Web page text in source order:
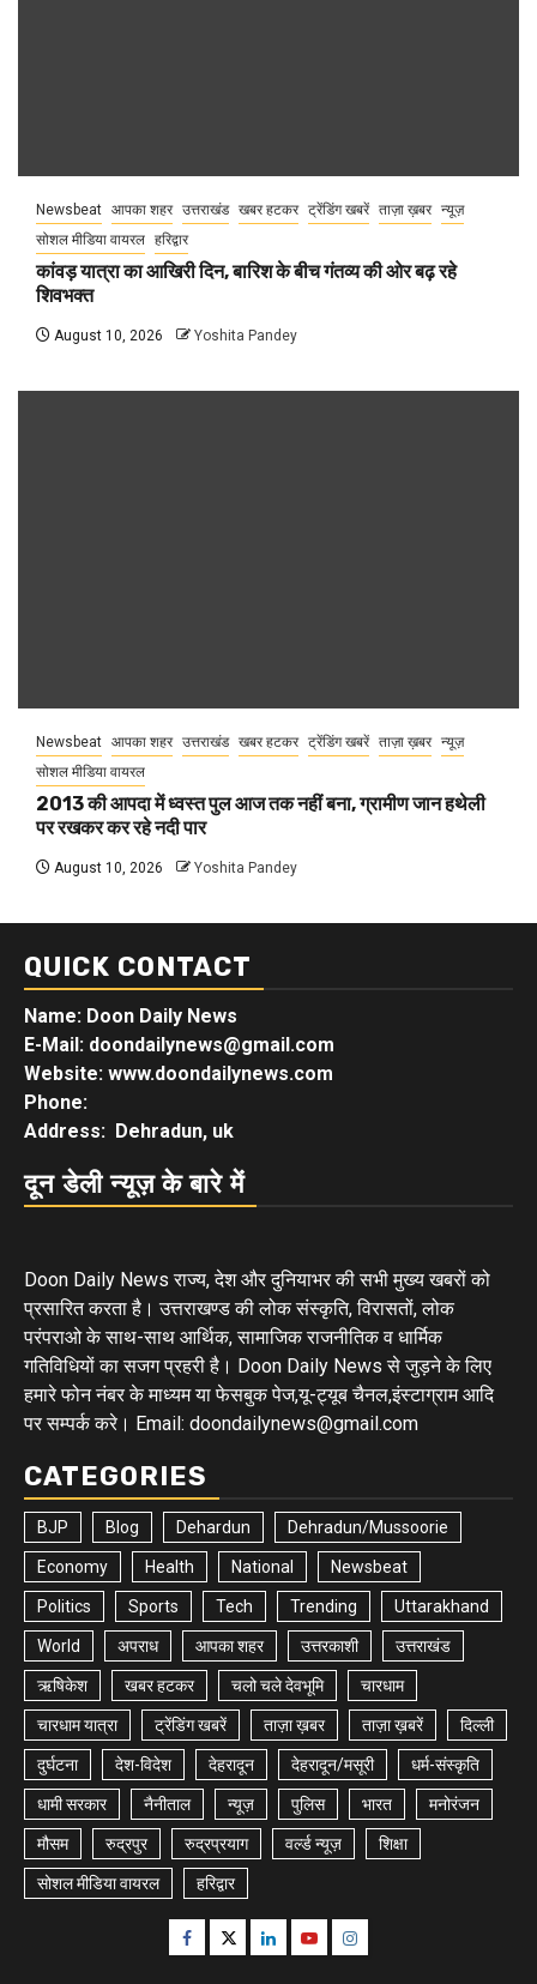
Newsbeat आपका शहर उत्तराखंड खबर हटकर ट्रेंडिंग खबरें ताज़ा ख़बर न्यूज़
सोशल मीडिया वायरल हरिद्वार
कांवड़ यात्रा का आखिरी दिन, बारिश के बीच गंतव्य की ओर बढ़ रहे
शिवभक्त
August 10, 2026 Yoshita Pandey
Newsbeat आपका शहर उत्तराखंड खबर हटकर ट्रेंडिंग खबरें ताज़ा ख़बर न्यूज़
सोशल मीडिया वायरल
2013 की आपदा में ध्वस्त पुल आज तक नहीं बना, ग्रामीण जान हथेली
पर रखकर कर रहे नदी पार
August 10, 2026 Yoshita Pandey
QUICK CONTACT
Name: Doon Daily News
E-Mail: doondailynews@gmail.com
Website: www.doondailynews.com
Phone:
Address: Dehradun, uk
दून डेली न्यूज़ के बारे में
Doon Daily News राज्य, देश और दुनियाभर की सभी मुख्य खबरों को
प्रसारित करता है। उत्तराखण्ड की लोक संस्कृति, विरासतों, लोक
परंपराओ के साथ-साथ आर्थिक, सामाजिक राजनीतिक व धार्मिक
गतिविधियों का सजग प्रहरी है। Doon Daily News से जुड़ने के लिए
हमारे फोन नंबर के माध्यम या फेसबुक पेज,यू-ट्यूब चैनल,इंस्टाग्राम आदि
पर सम्पर्क करे। Email: doondailynews@gmail.com
CATEGORIES
BJP Blog Dehardun Dehradun/Mussoorie
Economy Health National Newsbeat
Politics Sports Tech Trending Uttarakhand
World अपराध आपका शहर उत्तरकाशी उत्तराखंड
ऋषिकेश खबर हटकर चलो चले देवभूमि चारधाम
चारधाम यात्रा ट्रेंडिंग खबरें ताज़ा ख़बर ताज़ा ख़बरें दिल्ली
दुर्घटना देश-विदेश देहरादून देहरादून/मसूरी धर्म-संस्कृति
धामी सरकार नैनीताल न्यूज़ पुलिस भारत मनोरंजन
मौसम रुद्रपुर रुद्रप्रयाग वर्ल्ड न्यूज़ शिक्षा
सोशल मीडिया वायरल हरिद्वार
Facebook
TwitterLinkedinYoutubeInstagram